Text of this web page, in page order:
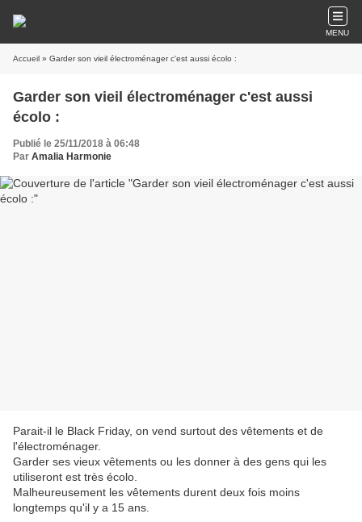
MENU
Accueil » Garder son vieil électroménager c'est aussi écolo :
Garder son vieil électroménager c'est aussi
écolo :
Publié le 25/11/2018 à 06:48
Par Amalia Harmonie
Parait-il le Black Friday, on vend surtout des vêtements et de
l'électroménager.
Garder ses vieux vêtements ou les donner à des gens qui les
utiliseront est très écolo.
Malheureusement les vêtements durent deux fois moins
longtemps qu'il y a 15 ans.